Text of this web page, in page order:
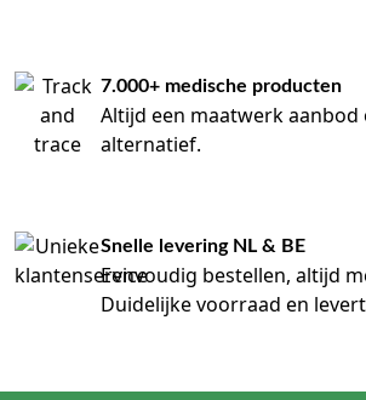
7.000+ medische producten
Altijd een maatwerk
alternatief.
Snelle levering NL & BE
Eenvoudig bestellen, altijd
Duidelijke voorraad en